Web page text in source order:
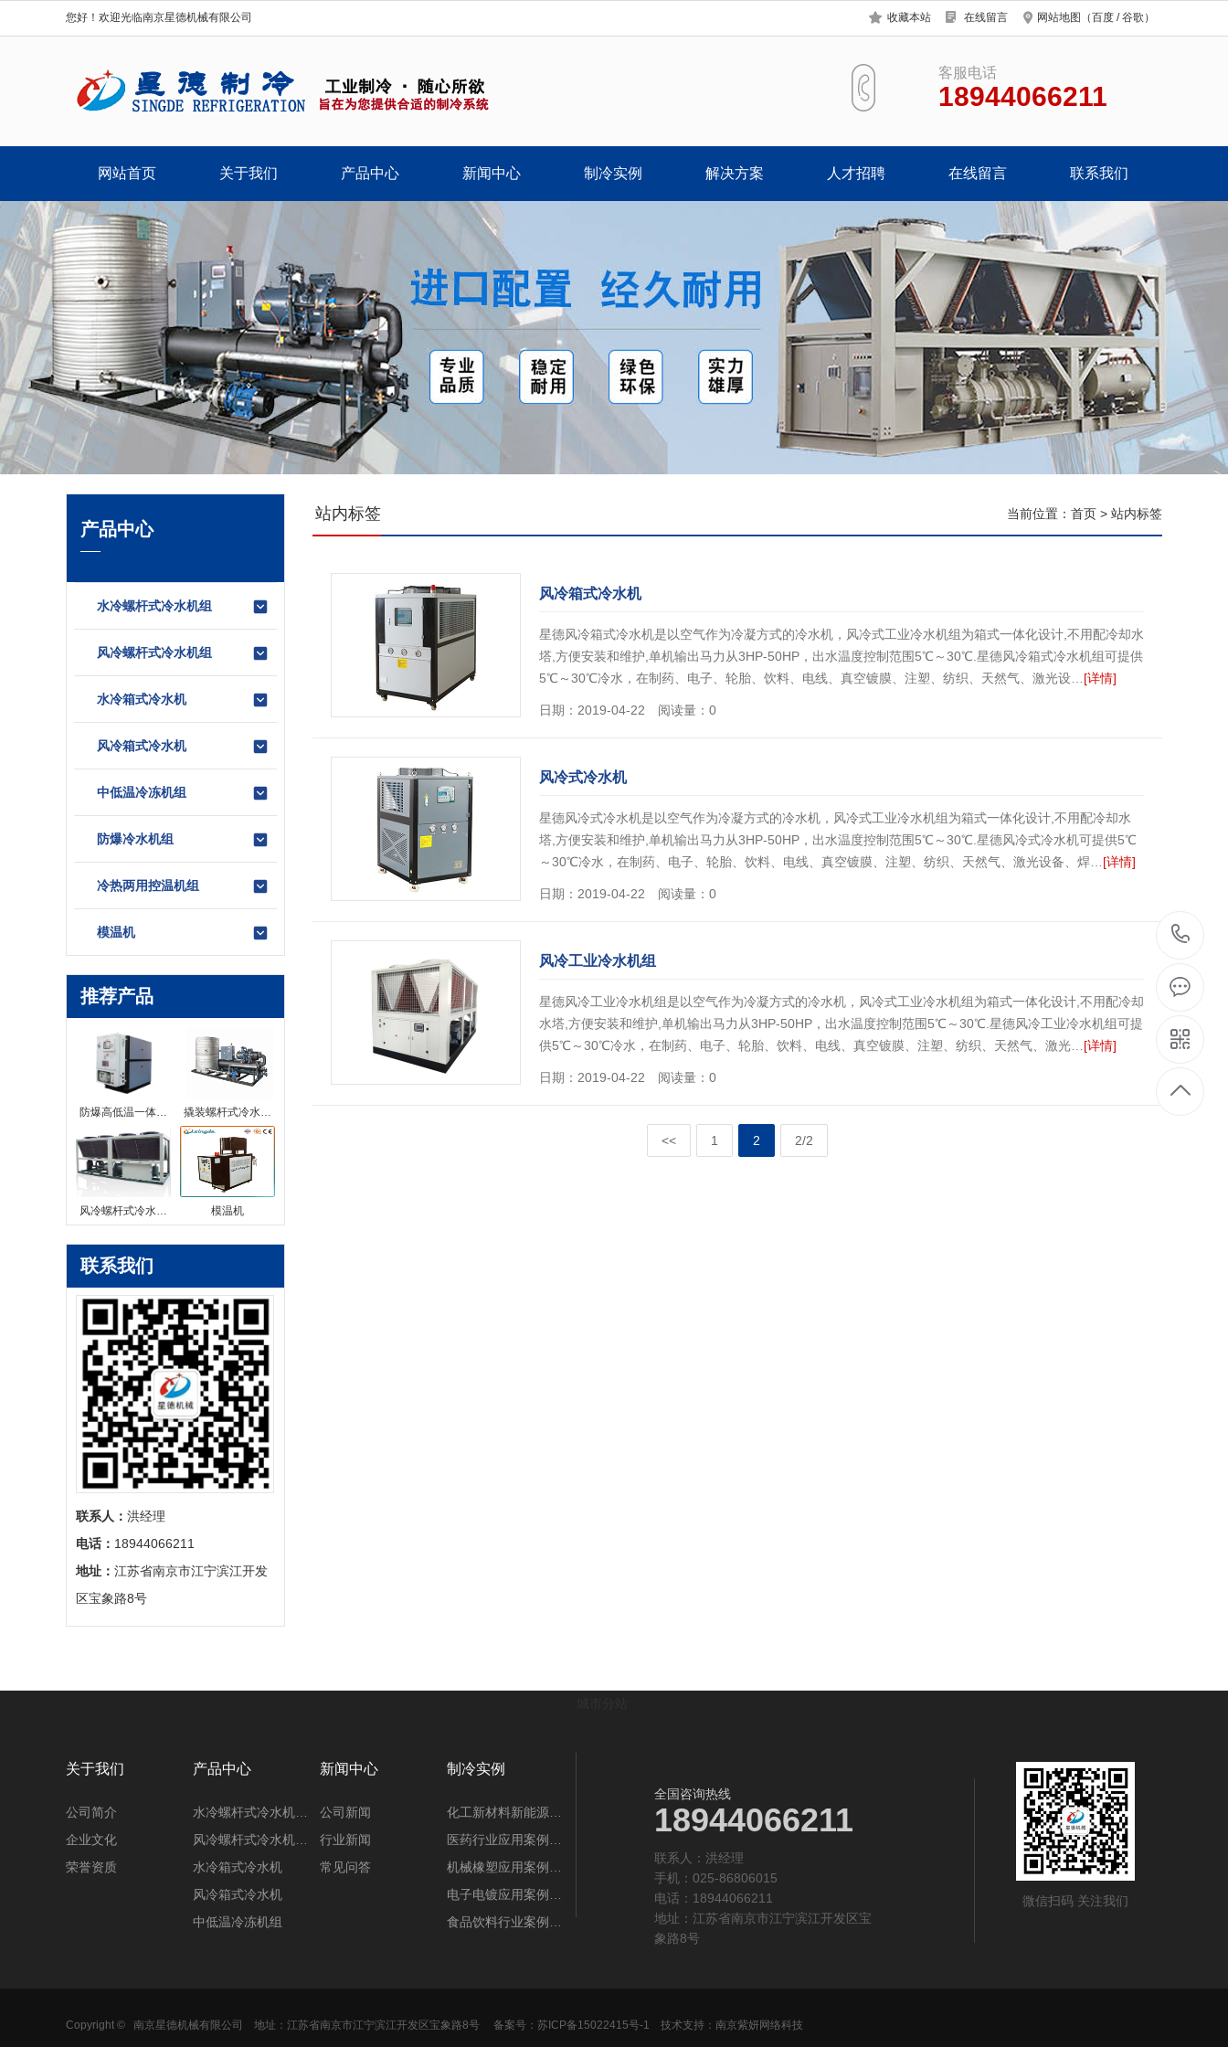
您好！欢迎光临南京星德机械有限公司 收藏本站 在线留言 网站地图 （百度 /谷歌 ）
客服电话
18944066211
网站首页 关于我们 产品中心 新闻中心 制冷实例 解决方案 人才招聘 在线留言 联系我们
产品中心
水冷螺杆式冷水机组
风冷螺杆式冷水机组
水冷箱式冷水机
风冷箱式冷水机
中低温冷冻机组
防爆冷水机组
冷热两用控温机组
模温机
推荐产品
防爆高低温一体… 撬装螺杆式冷水…
风冷螺杆式冷水… 模温机
联系我们
联系人： ‬洪经理
电话： ‬18944066211
地址： ‬江苏省南京市江宁滨江开发
区宝象路8号
当前位置： 首页 > 站内标签
站内标签
风冷箱式冷水机
星德风冷箱式冷水机是以空气作为冷凝方式的冷水机，风冷式工业冷水机组为箱式一体化设计,不用配冷却水
塔,方便安装和维护,单机输出马力从3HP-50HP，出水温度控制范围5℃～30℃.星德风冷箱式冷水机组可提供
5℃～30℃冷水，在制药、电子、轮胎、饮料、电线、真空镀膜、注塑、纺织、天然气、激光设… [详情]
日期：2019-04-22 阅读量：0
风冷式冷水机
星德风冷式冷水机是以空气作为冷凝方式的冷水机，风冷式工业冷水机组为箱式一体化设计,不用配冷却水
塔,方便安装和维护,单机输出马力从3HP-50HP，出水温度控制范围5℃～30℃.星德风冷式冷水机可提供5℃
～30℃冷水，在制药、电子、轮胎、饮料、电线、真空镀膜、注塑、纺织、天然气、激光设备、焊… [详情]
日期：2019-04-22 阅读量：0
风冷工业冷水机组
星德风冷工业冷水机组是以空气作为冷凝方式的冷水机，风冷式工业冷水机组为箱式一体化设计,不用配冷却
水塔,方便安装和维护,单机输出马力从3HP-50HP，出水温度控制范围5℃～30℃.星德风冷工业冷水机组可提
供5℃～30℃冷水，在制药、电子、轮胎、饮料、电线、真空镀膜、注塑、纺织、天然气、激光… [详情]
日期：2019-04-22 阅读量：0
<< 1 2 2/2
关于我们
公司简介
企业文化
荣誉资质
产品中心
水冷螺杆式冷水机…
风冷螺杆式冷水机…
水冷箱式冷水机
风冷箱式冷水机
中低温冷冻机组
新闻中心
公司新闻
行业新闻
常见问答
制冷实例
化工新材料新能源…
医药行业应用案例…
机械橡塑应用案例…
电子电镀应用案例…
食品饮料行业案例…
微信扫码 关注我们
全国咨询热线
18944066211
联系人：‬洪经理
手机：025-86806015
电话：18944066211
地址：江苏省南京市江宁滨江开发区宝
象路8号
Copyright © 南京星德机械有限公司 地址：江苏省南京市江宁滨江开发区宝象路8号 备案号： 苏ICP备15022415号-1 技术支持： 南京紫妍网络科技